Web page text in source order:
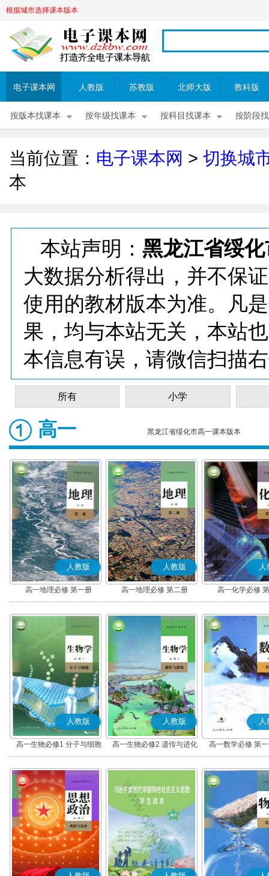
根据城市选择课本版本
电子课本网 人教版 苏教版 北师大版 教科版
按版本找课本 按年级找课本 按科目找课本 按阶段
当前位置： 电子课本网 > 切换城
本
本站声明： 黑龙江省绥
大数据分析得出，并不保
使用的教材版本为准。凡
果，均与本站无关，本站
本信息有误，请微信扫描
所有 小学
高一 黑龙江省绥化市高一课本版本
人教版
高一地理必修 第一册
人教版
高一地理必修 第二册
人
高一化学必修
人教版
高一生物必修1 分子与细胞
人教版
高一生物必修2 遗传与进化
人
高一数学必修 第